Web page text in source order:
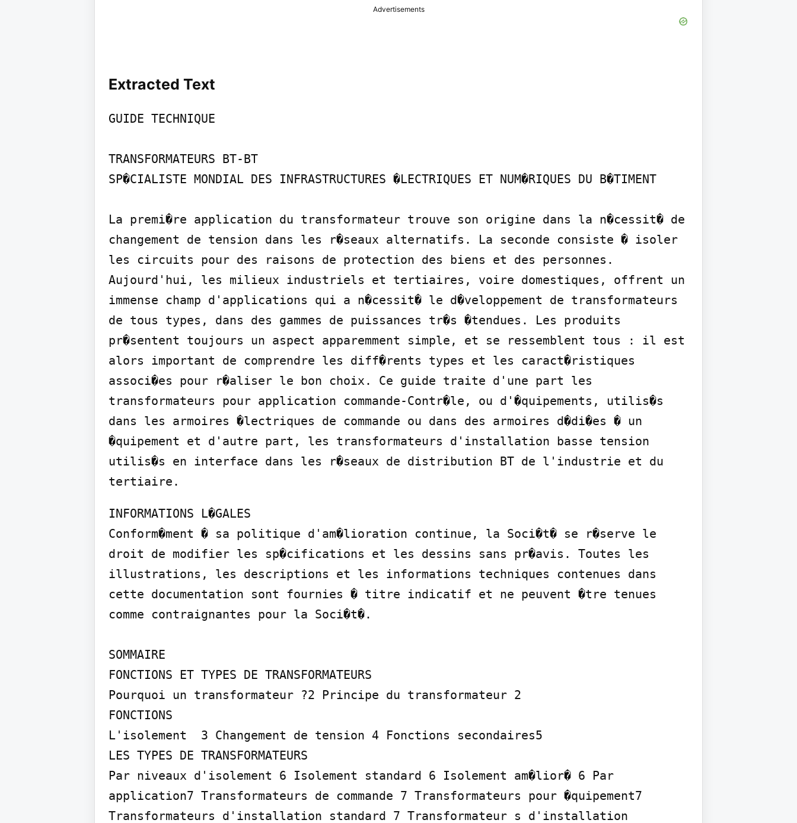
Advertisements
Extracted Text
GUIDE TECHNIQUE
TRANSFORMATEURS BT-BT
SP�CIALISTE MONDIAL DES INFRASTRUCTURES �LECTRIQUES ET NUM�RIQUES DU B�TIMENT
La premi�re application du transformateur trouve son origine dans la n�cessit� de
changement de tension dans les r�seaux alternatifs. La seconde consiste � isoler
les circuits pour des raisons de protection des biens et des personnes.
Aujourd'hui, les milieux industriels et tertiaires, voire domestiques, offrent un
immense champ d'applications qui a n�cessit� le d�veloppement de transformateurs
de tous types, dans des gammes de puissances tr�s �tendues. Les produits
pr�sentent toujours un aspect apparemment simple, et se ressemblent tous : il est
alors important de comprendre les diff�rents types et les caract�ristiques
associ�es pour r�aliser le bon choix. Ce guide traite d'une part les
transformateurs pour application commande-Contr�le, ou d'�quipements, utilis�s
dans les armoires �lectriques de commande ou dans des armoires d�di�es � un
�quipement et d'autre part, les transformateurs d'installation basse tension
utilis�s en interface dans les r�seaux de distribution BT de l'industrie et du
tertiaire.
INFORMATIONS L�GALES
Conform�ment � sa politique d'am�lioration continue, la Soci�t� se r�serve le
droit de modifier les sp�cifications et les dessins sans pr�avis. Toutes les
illustrations, les descriptions et les informations techniques contenues dans
cette documentation sont fournies � titre indicatif et ne peuvent �tre tenues
comme contraignantes pour la Soci�t�.
SOMMAIRE
FONCTIONS ET TYPES DE TRANSFORMATEURS
Pourquoi un transformateur ?2 Principe du transformateur 2
FONCTIONS
L'isolement  3 Changement de tension 4 Fonctions secondaires5
LES TYPES DE TRANSFORMATEURS
Par niveaux d'isolement 6 Isolement standard 6 Isolement am�lior� 6 Par
application7 Transformateurs de commande 7 Transformateurs pour �quipement7
Transformateurs d'installation standard 7 Transformateur s d'installation